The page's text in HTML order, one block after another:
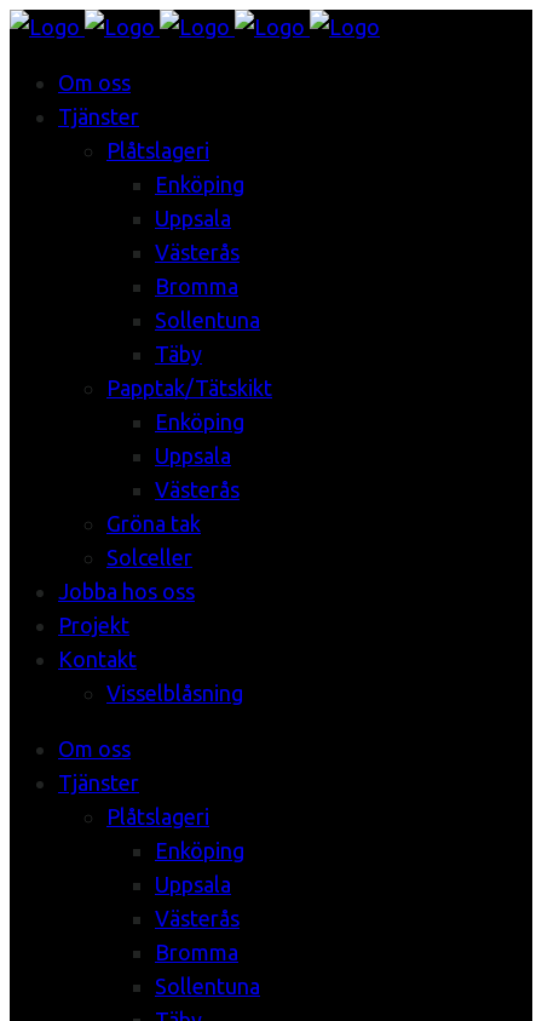
Om oss
Tjänster
Plåtslageri
Enköping
Uppsala
Västerås
Bromma
Sollentuna
Täby
Papptak/Tätskikt
Enköping
Uppsala
Västerås
Gröna tak
Solceller
Jobba hos oss
Projekt
Kontakt
Visselblåsning
Om oss
Tjänster
Plåtslageri
Enköping
Uppsala
Västerås
Bromma
Sollentuna